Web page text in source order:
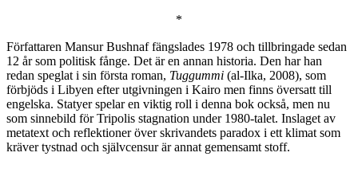
*
Författaren Mansur Bushnaf fängslades 1978 och tillbringade sedan
12 år som politisk fånge. Det är en annan historia. Den har han
redan speglat i sin första roman, Tuggummi (al-Ilka, 2008), som
förbjöds i Libyen efter utgivningen i Kairo men finns översatt till
engelska. Statyer spelar en viktig roll i denna bok också, men nu
som sinnebild för Tripolis stagnation under 1980-talet. Inslaget av
metatext och reflektioner över skrivandets paradox i ett klimat som
kräver tystnad och självcensur är annat gemensamt stoff.